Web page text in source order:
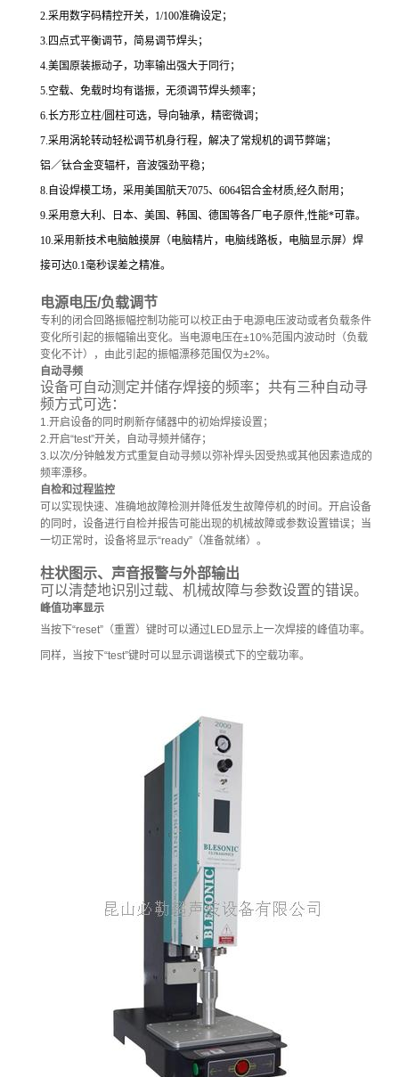
2.采用数字码精控开关，1/100准确设定；
3.四点式平衡调节，简易调节焊头；
4.美国原装振动子，功率输出强大于同行；
5.空载、免载时均有谐振，无须调节焊头频率；
6.长方形立柱/圆柱可选，导向轴承，精密微调；
7.采用涡轮转动轻松调节机身行程，解决了常规机的调节弊端；
铝／钛合金变辐杆，音波强劲平稳；
8.自设焊模工场，采用美国航天7075、6064铝合金材质,经久耐用；
9.采用意大利、日本、美国、韩国、德国等各厂电子原件,性能*可靠。
10.采用新技术电脑触摸屏（电脑精片，电脑线路板，电脑显示屏）焊
接可达0.1毫秒误差之精准。
电源电压/负载调节
专利的闭合回路振幅控制功能可以校正由于电源电压波动或者负载条件
变化所引起的振幅输出变化。当电源电压在±10%范围内波动时（负载
变化不计），由此引起的振幅漂移范围仅为±2%。
自动寻频
设备可自动测定并储存焊接的频率；共有三种自动寻
频方式可选：
1.开启设备的同时刷新存储器中的初始焊接设置；
2.开启“test”开关，自动寻频并储存；
3.以次/分钟触发方式重复自动寻频以弥补焊头因受热或其他因素造成的
频率漂移。
自检和过程监控
可以实现快速、准确地故障检测并降低发生故障停机的时间。开启设备
的同时，设备进行自检并报告可能出现的机械故障或参数设置错误；当
一切正常时，设备将显示“ready” （准备就绪）。
柱状图示、声音报警与外部输出
可以清楚地识别过载、机械故障与参数设置的错误。
峰值功率显示
当按下“reset” （重置）键时可以通过LED显示上一次焊接的峰值功率。
同样，当按下“test”键时可以显示调谐模式下的空载功率。